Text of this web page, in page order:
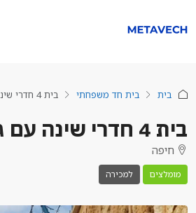
בית בית חד משפחתי בית 4 חדרי שינה עם גינה
בית 4 חדרי שינה עם גינה
חיפה
מומלצים למכירה